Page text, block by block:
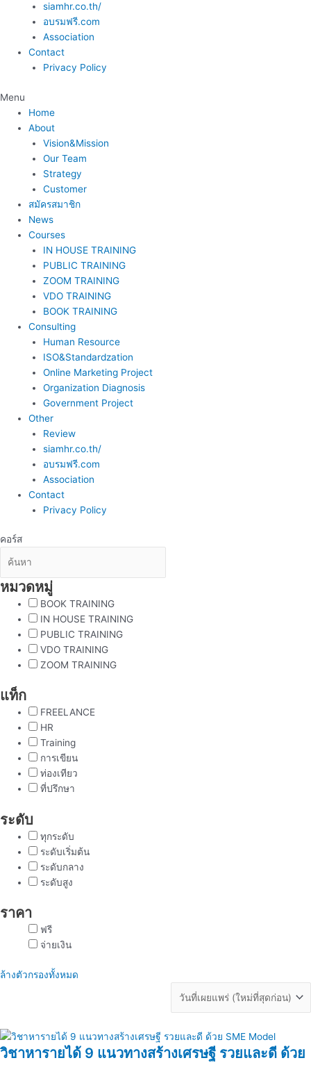
siamhr.co.th/
อบรมฟรี.com
Association
Contact
Privacy Policy
Menu
Home
About
Vision&Mission
Our Team
Strategy
Customer
สมัครสมาชิก
News
Courses
IN HOUSE TRAINING
PUBLIC TRAINING
ZOOM TRAINING
VDO TRAINING
BOOK TRAINING
Consulting
Human Resource
ISO&Standardzation
Online Marketing Project
Organization Diagnosis
Government Project
Other
Review
siamhr.co.th/
อบรมฟรี.com
Association
Contact
Privacy Policy
คอร์ส
หมวดหมู่
BOOK TRAINING
IN HOUSE TRAINING
PUBLIC TRAINING
VDO TRAINING
ZOOM TRAINING
แท็ก
FREELANCE
HR
Training
การเขียน
ท่องเทียว
ที่ปรึกษา
ระดับ
ทุกระดับ
ระดับเริ่มต้น
ระดับกลาง
ระดับสูง
ราคา
ฟรี
จ่ายเงิน
ล้างตัวกรองทั้งหมด
วิชาหารายได้ 9 แนวทางสร้างเศรษฐี รวยและดี ด้วย